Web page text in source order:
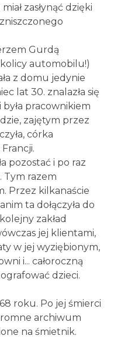
zasłynąć dzięki
Gurdą
automobilu!)
z domu jedynie
lat 30. znalazła się
pracownikiem
zajętym przez
córka
pozostać i po raz
Tym razem
Przez kilkanaście
ta dołączyła do
zakład
jej klientami,
w jej wyziębionym,
i... całoroczną
dzieci.
roku. Po jej śmierci
archiwum
na śmietnik.